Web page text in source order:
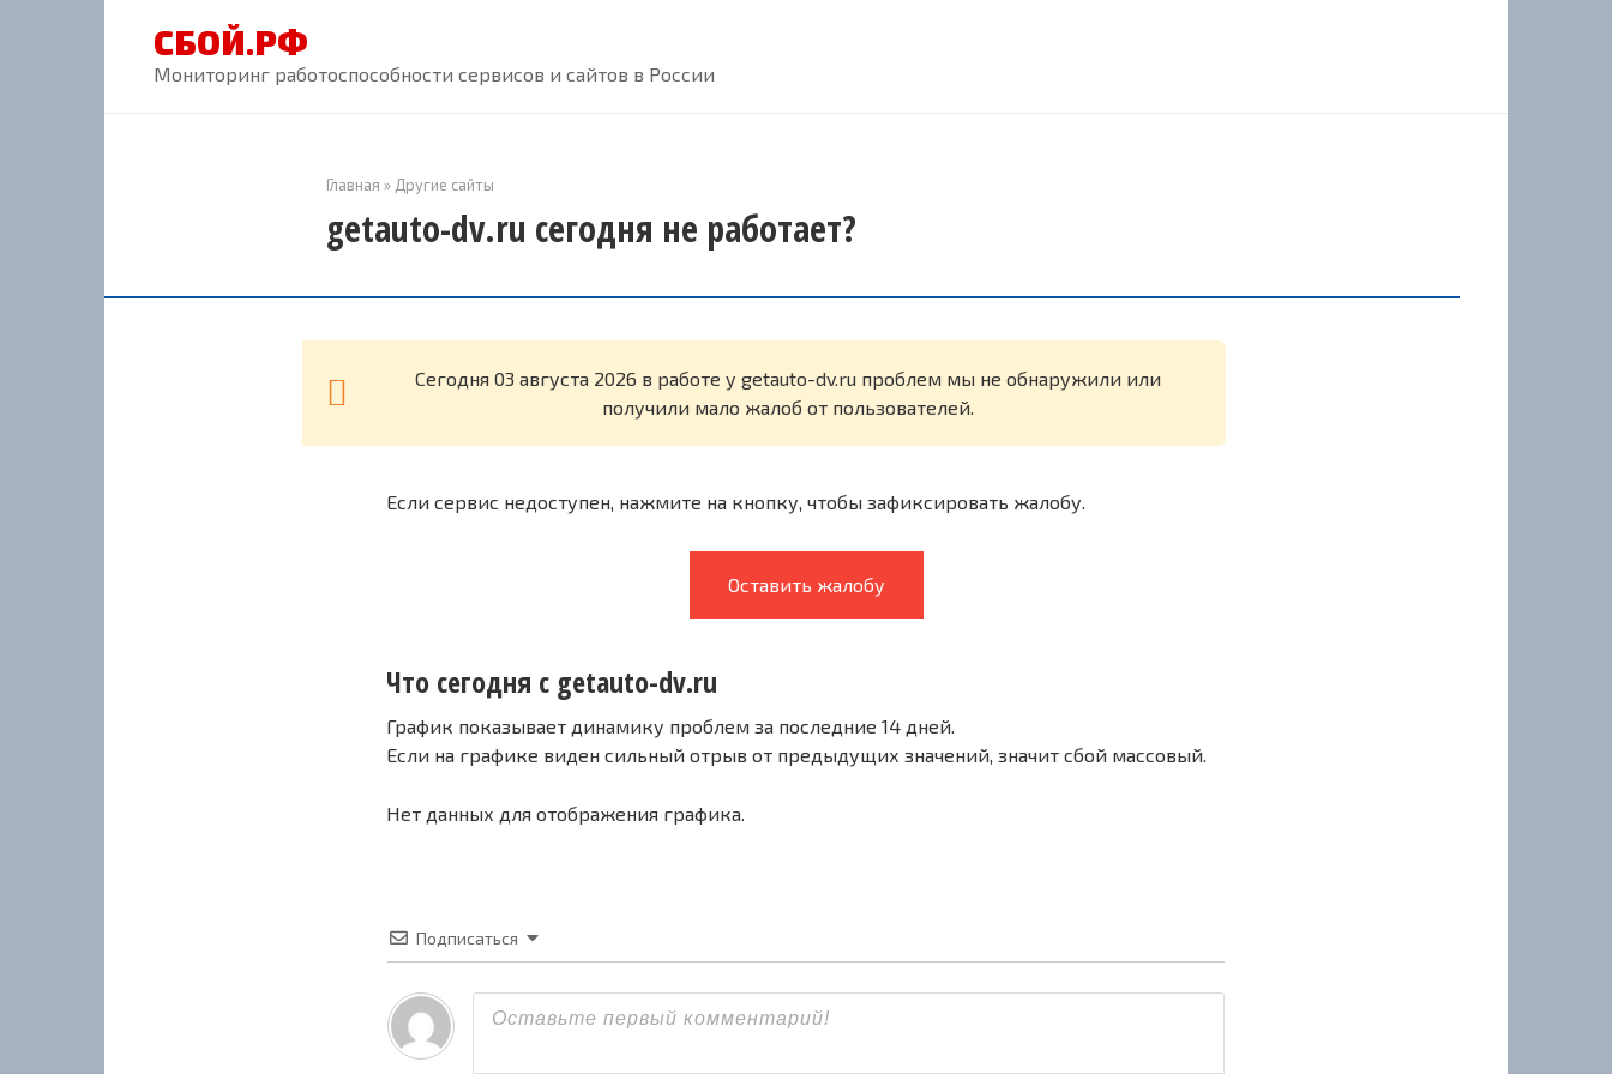
СБОЙ.РФ
Мониторинг работоспособности сервисов и сайтов в России
Главная » Другие сайты
getauto-dv.ru сегодня не работает?
Cегодня 03 августа 2026 в работе у getauto-dv.ru проблем мы не обнаружили или
получили мало жалоб от пользователей.
Если сервис недоступен, нажмите на кнопку, чтобы зафиксировать жалобу.
Оставить жалобу
Что сегодня с getauto-dv.ru
График показывает динамику проблем за последние 14 дней.
Если на графике виден сильный отрыв от предыдущих значений, значит сбой массовый.
Нет данных для отображения графика.
Подписаться